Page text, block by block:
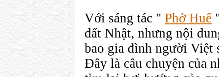
Với sáng tác " Phở Huế"
đất Nhật, nhưng nội
bao gia đình người Việt
Đây là câu chuyện của